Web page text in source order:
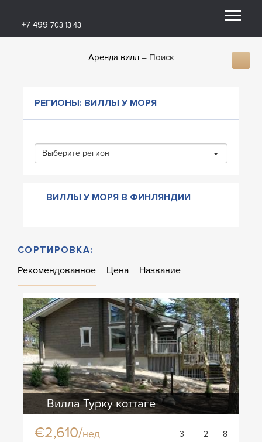
+7 499 703 13 43
Аренда вилл Поиск
РЕГИОНЫ: ВИЛЛЫ У МОРЯ
Выберите регион
ВИЛЛЫ У МОРЯ В ФИНЛЯНДИИ
СОРТИРОВКА:
Рекомендованное
Цена Название
Вилла Турку коттаге
€2,610/нед 3 2 8